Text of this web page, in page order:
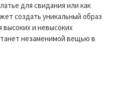
для свидания или как
создать уникальный образ
и невысоких
незаменимой вещью в